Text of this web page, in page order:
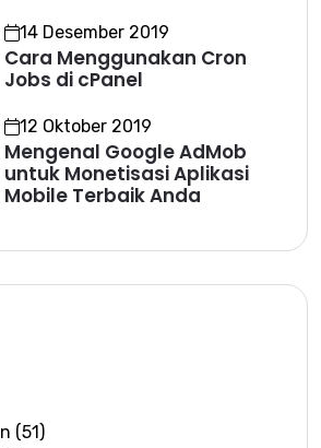
14 Desember 2019
Cara Menggunakan Cron
Jobs di cPanel
12 Oktober 2019
Mengenal Google AdMob
untuk Monetisasi Aplikasi
Mobile Terbaik Anda
(51)